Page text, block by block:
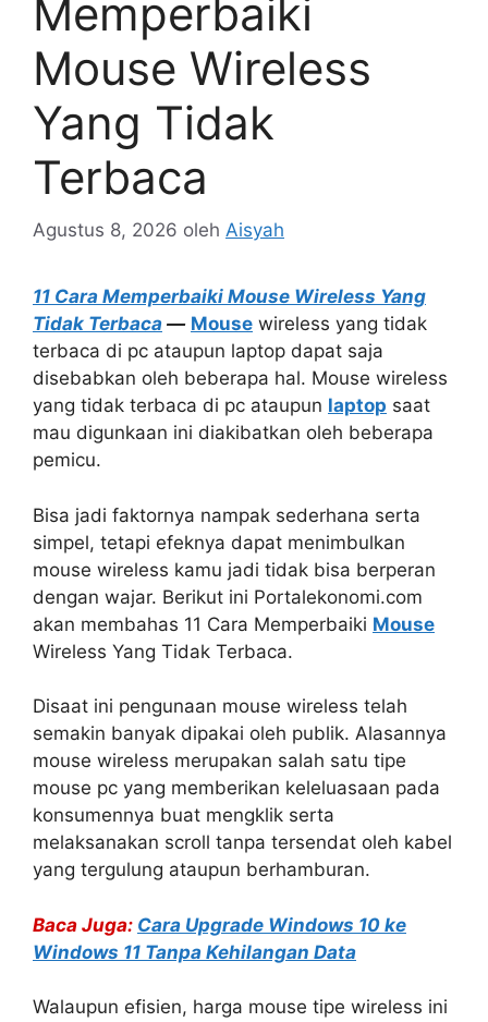
Memperbaiki
Mouse Wireless
Yang Tidak
Terbaca
Agustus 8, 2026 oleh Aisyah
11 Cara Memperbaiki Mouse Wireless Yang
Tidak Terbaca — Mouse wireless yang tidak
terbaca di pc ataupun laptop dapat saja
disebabkan oleh beberapa hal. Mouse wireless
yang tidak terbaca di pc ataupun laptop saat
mau digunkaan ini diakibatkan oleh beberapa
pemicu.
Bisa jadi faktornya nampak sederhana serta
simpel, tetapi efeknya dapat menimbulkan
mouse wireless kamu jadi tidak bisa berperan
dengan wajar. Berikut ini Portalekonomi.com
akan membahas 11 Cara Memperbaiki Mouse
Wireless Yang Tidak Terbaca.
Disaat ini pengunaan mouse wireless telah
semakin banyak dipakai oleh publik. Alasannya
mouse wireless merupakan salah satu tipe
mouse pc yang memberikan keleluasaan pada
konsumennya buat mengklik serta
melaksanakan scroll tanpa tersendat oleh kabel
yang tergulung ataupun berhamburan.
Baca Juga: Cara Upgrade Windows 10 ke
Windows 11 Tanpa Kehilangan Data
Walaupun efisien, harga mouse tipe wireless ini